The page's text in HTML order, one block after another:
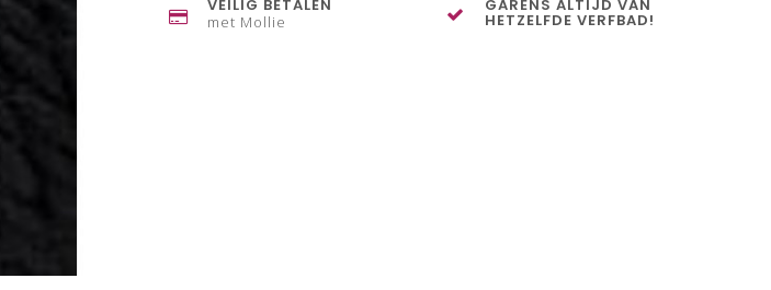
VEILIG BETALEN
met Mollie
GARENS ALTIJD VAN
HETZELFDE VERFBAD!